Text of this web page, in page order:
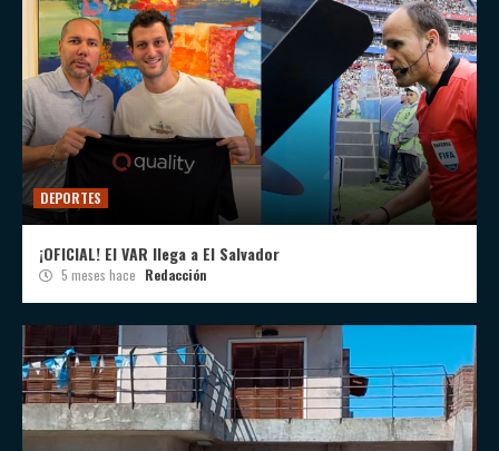
DEPORTES
¡OFICIAL! El VAR llega a El Salvador
5 meses hace Redacción